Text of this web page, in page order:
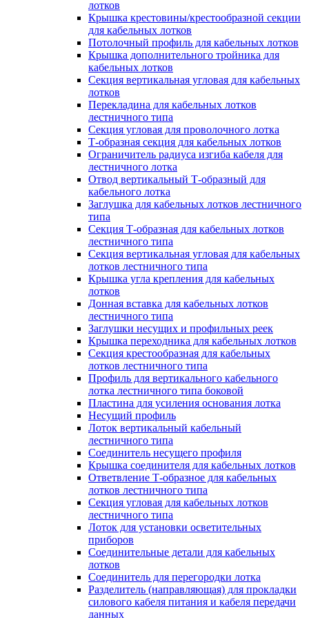
лотков
Крышка крестовины/крестообразной секции
для кабельных лотков
Потолочный профиль для кабельных лотков
Крышка дополнительного тройника для
кабельных лотков
Секция вертикальная угловая для кабельных
лотков
Перекладина для кабельных лотков
лестничного типа
Секция угловая для проволочного лотка
Т-образная секция для кабельных лотков
Ограничитель радиуса изгиба кабеля для
лестничного лотка
Отвод вертикальный Т-образный для
кабельного лотка
Заглушка для кабельных лотков лестничного
типа
Секция Т-образная для кабельных лотков
лестничного типа
Секция вертикальная угловая для кабельных
лотков лестничного типа
Крышка угла крепления для кабельных
лотков
Донная вставка для кабельных лотков
лестничного типа
Заглушки несущих и профильных реек
Крышка переходника для кабельных лотков
Секция крестообразная для кабельных
лотков лестничного типа
Профиль для вертикального кабельного
лотка лестничного типа боковой
Пластина для усиления основания лотка
Несущий профиль
Лоток вертикальный кабельный
лестничного типа
Соединитель несущего профиля
Крышка соединителя для кабельных лотков
Ответвление Т-образное для кабельных
лотков лестничного типа
Секция угловая для кабельных лотков
лестничного типа
Лоток для установки осветительных
приборов
Соединительные детали для кабельных
лотков
Соединитель для перегородки лотка
Разделитель (направляющая) для прокладки
силового кабеля питания и кабеля передачи
данных